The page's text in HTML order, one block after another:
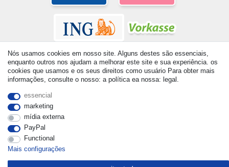
reserved. Prices incl. VAT. 19% VAT Basic prices see article detail
| * Applies to deliveries to the UK!
Nós usamos cookies em nosso site. Alguns destes são essenciais,
enquanto outros nos ajudam a melhorar este site e sua experiência. os
cookies que usamos e os seus direitos como usuário Para obter mais
informações, consulte o nosso: a política ea nossa: legal.
essencial
marketing
mídia externa
PayPal
Functional
Mais configurações